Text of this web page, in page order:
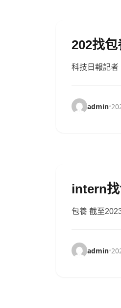
202找
科技日報記
admin•
intern找
包養 截至
admin•